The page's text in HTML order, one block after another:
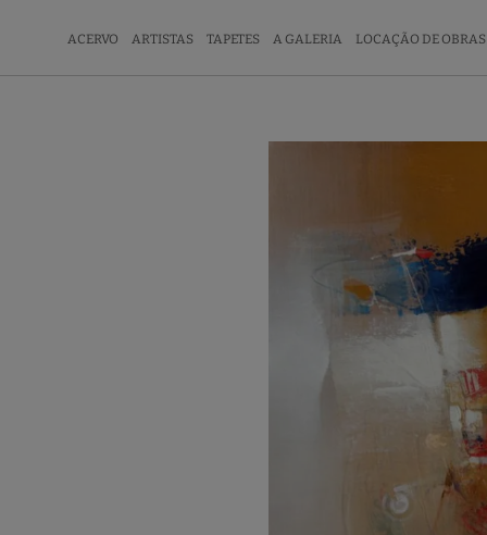
ACERVO ARTISTAS TAPETES A GALERIA LOCAÇÃO DE OBRAS